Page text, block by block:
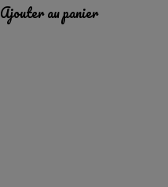
Ajouter au panier